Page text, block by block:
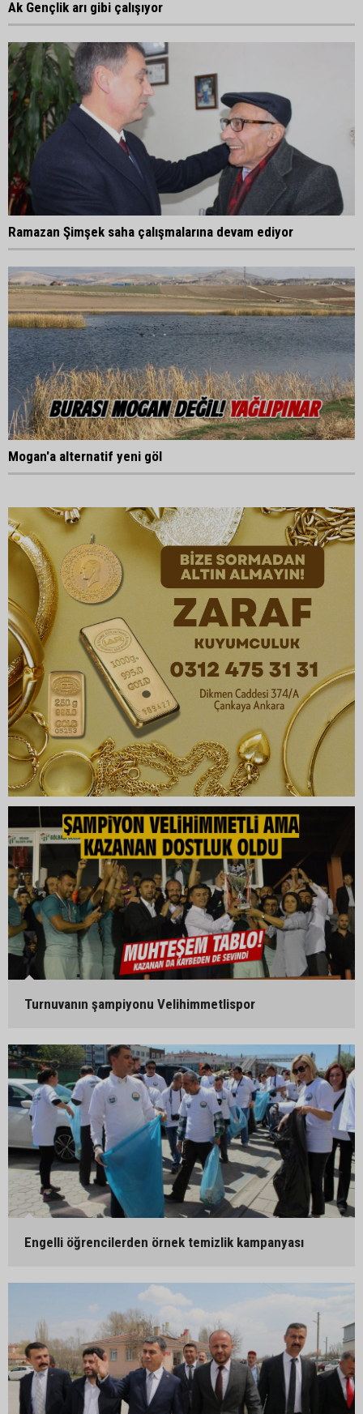
Ak Gençlik arı gibi çalışıyor
Ramazan Şimşek saha çalışmalarına devam ediyor
Mogan'a alternatif yeni göl
Turnuvanın şampiyonu Velihimmetlispor
Engelli öğrencilerden örnek temizlik kampanyası